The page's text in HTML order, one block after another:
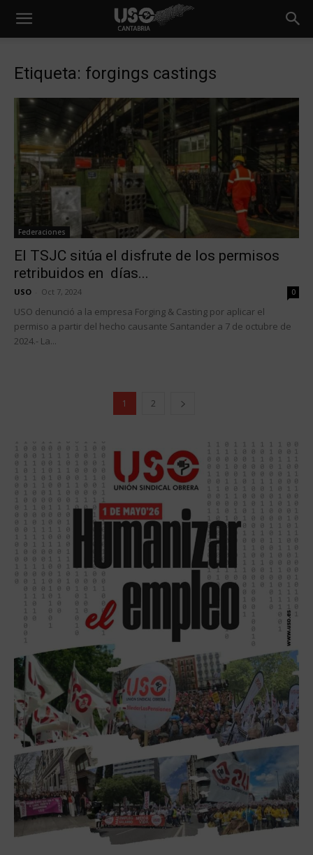
Etiqueta: forgings castings
Federaciones
El TSJC sitúa el disfrute de los permisos
retribuidos en días...
USO Oct 7, 2024 0
USO denunció a la empresa Forging & Casting por aplicar el
permiso a partir del hecho causante Santander a 7 de octubre de
2024.- La...
1 2